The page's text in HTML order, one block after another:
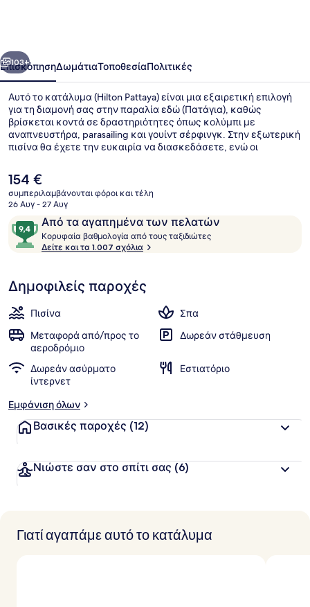
Επόμενο
103+
ΕπισκόπησηΔωμάτιαΤοποθεσίαΠολιτικές
Αυτό το κατάλυμα (Hilton Pattaya) είναι μια εξαιρετική επιλογή
για τη διαμονή σας στην παραλία εδώ (Πατάγια), καθώς
βρίσκεται κοντά σε δραστηριότητες όπως κολύμπι με
αναπνευστήρα, parasailing και γουίντ σέρφινγκ. Στην εξωτερική
πισίνα θα έχετε την ευκαιρία να διασκεδάσετε, ενώ οι
επισκεφτούν το σπα για να απολαύσουν μασάζ με ζεστές
πέτρες, αρωματοθεραπεία και υδροθεραπεία. Το εστιατόριο
(Edge), ένα από τα 3 εστιατόρια, προσφέρει θέα στην παραλία
και σερβίρει πρωινό, μεσημεριανό και βραδινό. Άλλες παροχές
που προσφέρονται σε αυτό το θέρετρο (πολυτελείας) είναι 2
μπαρ/lounge, βεράντα στο ρετιρέ και μπαρ δίπλα στην πισίνα.
Για το εξυπηρετικό προσωπικό και τη συνολική κατάσταση του
Η
τρέχουσα
τιμή
154 €
154 €
συμπεριλαμβάνονται φόροι και τέλη
26 Αυγ - 27 Αυγ
ΣχόλιαΑπό τα αγαπημένα των πελατών
9,4
στα
10,
τα
αγαπημένα
των
Κορυφαία βαθμολογία από τους ταξιδιώτες
θ
ο
α
Δείτε και τα 1.007 σχόλια
Δημοφιλείς παροχές
Πισίνα
Σπα
Μεταφορά από/προς το
αεροδρόμιο
Δωρεάν στάθμευση
Δωρεάν ασύρματο
ίντερνετ
Εστιατόριο
Εμφάνιση όλων
Βασικές παροχές (12)
Νιώστε σαν στο σπίτι σας (6)
Γιατί αγαπάμε αυτό το κατάλυμα